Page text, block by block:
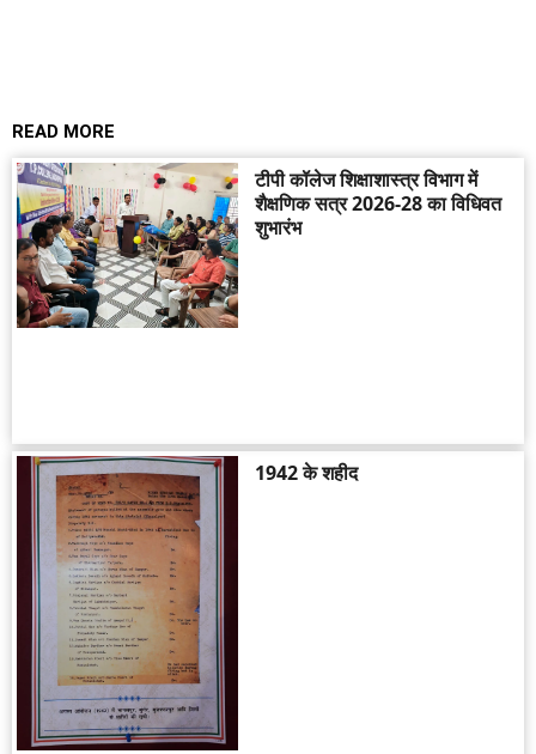
READ MORE
टीपी कॉलेज शिक्षाशास्त्र विभाग में
शैक्षणिक सत्र 2026-28 का विधिवत
शुभारंभ
1942 के शहीद